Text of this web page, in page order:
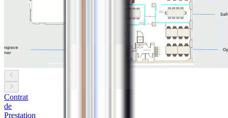
Contrat
de
Prestation